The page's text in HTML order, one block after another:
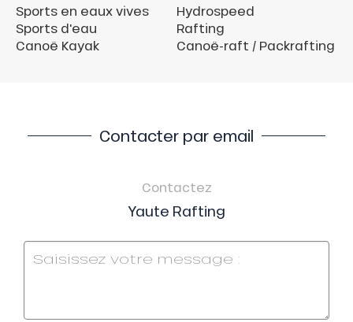
Sports en eaux vives
Sports d'eau
Canoë Kayak
Hydrospeed
Rafting
Canoë-raft / Packrafting
Contacter par email
Contactez
Yaute Rafting